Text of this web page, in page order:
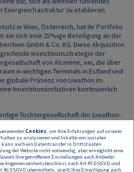
Energieinfrastruktur zu etablieren.
in Wien, Österreich, hat ihr Portfolio
sie sich eine 25%ige Beteiligung an der
GmbH & Co. KG. Diese Akquisition
Investitionsstrategie der
von Alcmene, ein, die über
in wichtigen Terminals in Estland und
globale Präsenz von Liwathon im
Investitionsinitiativen kontinuierlich
Tochtergesellschaft der Liwathon-
den Wert von Vermögenswerten
freizusetzen und Synergien
um den Weg für zukünftige
Industriesektor zu ebnen.
Cookies, um Ihre Erfahrungen auf unserer
zu analysieren und Inhalte von sozialen
auch ein Datentransfer in Drittstaaten
der Website nicht notwendig, aber ermöglicht eine
Ihre getroffenen Einstellungen auch Anbieter
Angemessenheitsbeschluss nach Art 45 DSGVO und
46 DSGVO übermitteln, so gilt Ihre Einwilligung auch